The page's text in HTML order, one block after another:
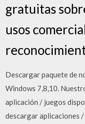
gratuitas
usos
Descargar paquete de
Windows 7,8,10.
aplicación / juegos
descargar aplicaciones